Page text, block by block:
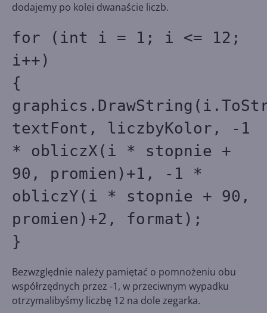
dodajemy po kolei dwanaście liczb.
for (int i = 1; i <= 12;
i++)
{
textFont, liczbyKolor, -1
* obliczX(i * stopnie +
90, promien)+1, -1 *
obliczY(i * stopnie + 90,
promien)+2, format);
}
Bezwzględnie należy pamiętać o pomnożeniu obu
współrzędnych przez -1, w przeciwnym wypadku
otrzymalibyśmy liczbę 12 na dole zegarka.